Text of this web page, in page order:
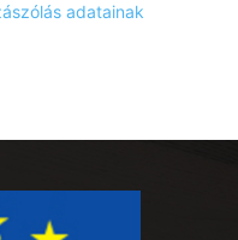
adatainak